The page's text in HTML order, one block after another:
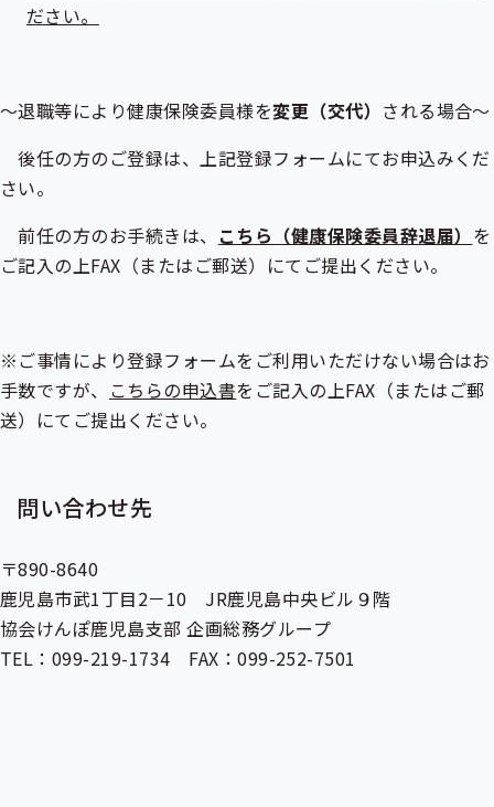
ださい。
～退職等により健康保険委員様を変更（交代） される場合～
後任の方のご登録は、上記登録フォームにてお申込みくだ
さい。
前任の方のお手続きは、 こちら（健康保険委員辞退届） を
ご記入の上FAX（またはご郵送）にてご提出ください。
※ご事情により登録フォームをご利用いただけない場合はお
手数ですが、 こちらの申込書をご記入の上FAX（またはご郵
送）にてご提出ください。
問い合わせ先
〒890-8640
鹿児島市武1丁目2－10 JR鹿児島中央ビル９階
協会けんぽ鹿児島支部 企画総務グループ
TEL：099-219-1734 FAX：099-252-7501